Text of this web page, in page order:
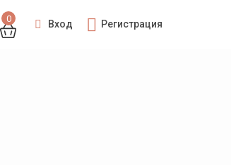
0 Вход Регистрация